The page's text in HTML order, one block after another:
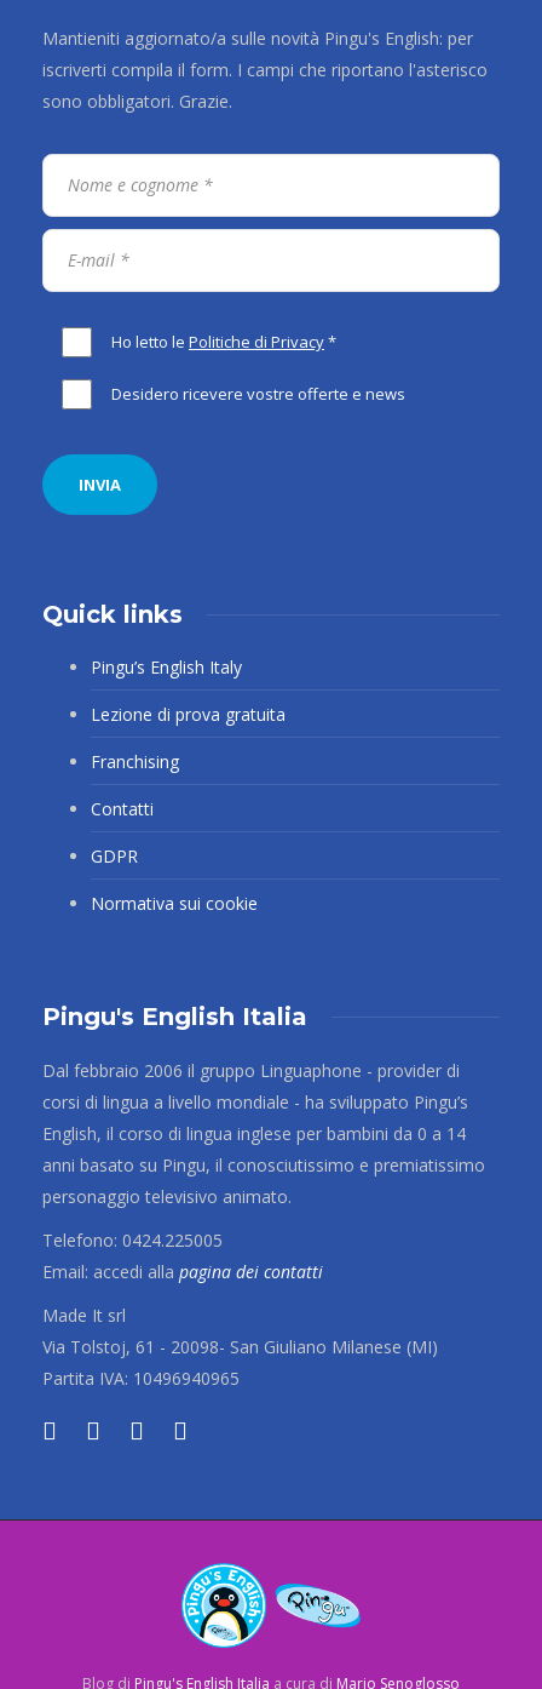
Mantieniti aggiornato/a sulle novità Pingu's English: per
iscriverti compila il form. I campi che riportano l'asterisco
sono obbligatori. Grazie.
Ho letto le Politiche di Privacy*
Desidero ricevere vostre offerte e news
Quick links
Pingu’s English Italy
Lezione di prova gratuita
Franchising
Contatti
GDPR
Normativa sui cookie
Pingu's English Italia
Dal febbraio 2006 il gruppo Linguaphone - provider di
corsi di lingua a livello mondiale - ha sviluppato Pingu’s
English, il corso di lingua inglese per bambini da 0 a 14
anni basato su Pingu, il conosciutissimo e premiatissimo
personaggio televisivo animato.
Telefono: 0424.225005
Email: accedi alla pagina dei contatti
Made It srl
Via Tolstoj, 61 - 20098- San Giuliano Milanese (MI)
Partita IVA: 10496940965
Blog di Pingu's English Italia a cura di Mario Senoglosso